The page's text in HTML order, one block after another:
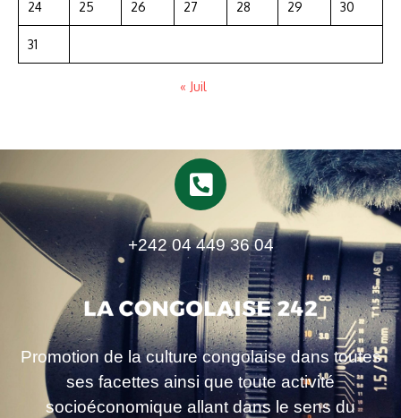
24 25 26 27 28 29 30
31
« Juil
+242 04 449 36 04
Promotion de la culture congolaise dans toutes
ses facettes ainsi que toute activité
socioéconomique allant dans le sens du